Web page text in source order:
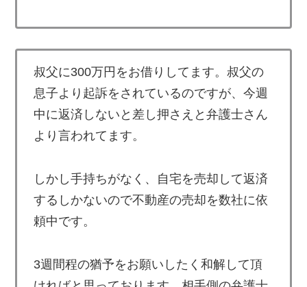
叔父に300万円をお借りしてます。叔父の
息子より起訴をされているのですが、今週
中に返済しないと差し押さえと弁護士さん
より言われてます。
しかし手持ちがなく、自宅を売却して返済
するしかないので不動産の売却を数社に依
頼中です。
3週間程の猶予をお願いしたく和解して頂